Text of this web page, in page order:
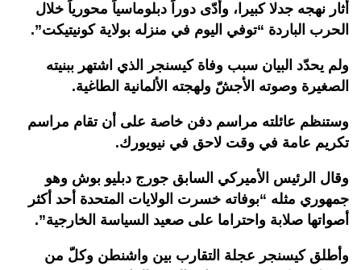
أثار نهجه جدلا كبيرا، وأدّى دوراً دبلوماسياً محورياً خلال
الحرب الباردة “توفي اليوم في منزله بولاية كونيتيكت”.
ولم يحدّد البيان سبب وفاة كيسنجر الذي اشتهر ببنيته
الصغيرة وصوته الأجشّ ولهجته الألمانية الطاغية.
وستنظم عائلته مراسم دفن خاصة على أن تقام مراسم
تكريم عامة في وقت لاحق في نيويورك.
وقال الرئيس الأميركي السابق جورج دبليو بوش وهو
جمهوري مثله “بوفاته خسرت الولايات المتحدة أحد أكثر
أصواتها صلابة واحتراما على صعيد السياسة الخارجية”.
وأطلق كيسنجر عجلة التقارب بين واشنطن وكلّ من